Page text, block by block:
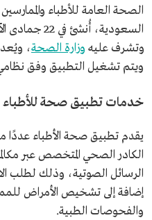
الصحة العامة للأطباء
وتشرف عليه وزارة الصحة،
ويتم تشغيل التطبيق وفق
خدمات تطبيق صحة للأطباء
يقدم تطبيق صحة الأطباء عددًا
الكادر الصحي المتخصص عبر
الرسائل الصوتية، وذلك لطلب
إضافة إلى تشخيص الأمراض
والفحوصات الطبية.